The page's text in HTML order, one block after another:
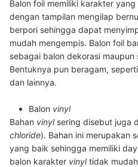
Balon foil memiliki karakter
dengan tampilan mengilap
berpori sehingga dapat
mudah mengempis. Balon foil
sebagai balon dekorasi
Bentuknya pun beragam,
dan lainnya.
Balon vinyl
Bahan vinylsering disebut juga
chloride). Bahan ini merupakan
yang baik sehingga memiliki
balon karakter vinyltidak